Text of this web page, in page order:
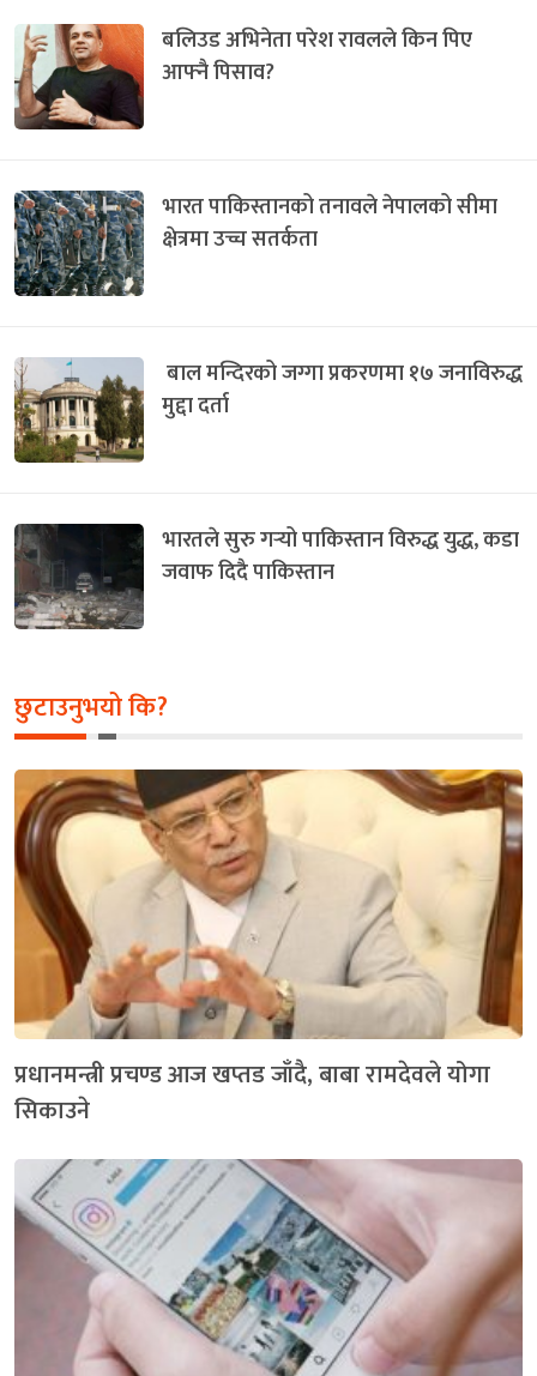
बलिउड अभिनेता परेश रावलले किन पिए
आफ्नै पिसाव?
भारत पाकिस्तानको तनावले नेपालको सीमा
क्षेत्रमा उच्च सतर्कता
बाल मन्दिरको जग्गा प्रकरणमा १७ जनाविरुद्ध
मुद्दा दर्ता
भारतले सुरु गर्‍यो पाकिस्तान विरुद्ध युद्ध, कडा
जवाफ दिदै पाकिस्तान
छुटाउनुभयो कि?
प्रधानमन्त्री प्रचण्ड आज खप्तड जाँदै, बाबा रामदेवले योगा
सिकाउने